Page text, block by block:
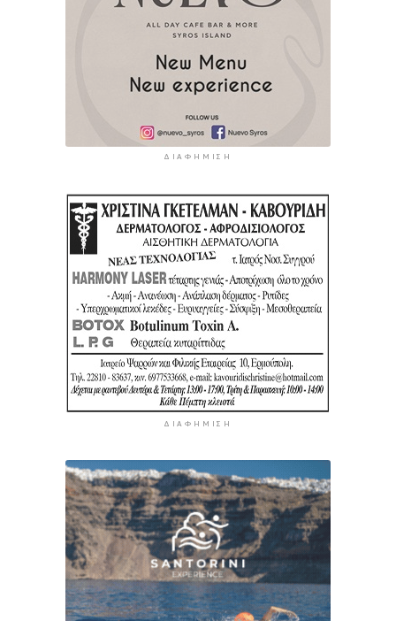
ΔΙΑΦΉΜΙΣΗ
ΔΙΑΦΉΜΙΣΗ